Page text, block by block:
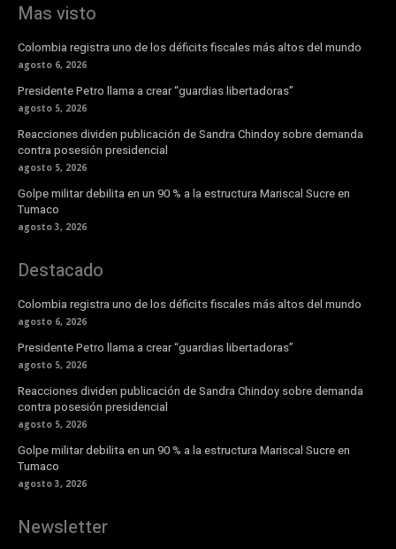
Mas visto
Colombia registra uno de los déficits fiscales más altos del mundo
agosto 6, 2026
Presidente Petro llama a crear “guardias libertadoras”
agosto 5, 2026
Reacciones dividen publicación de Sandra Chindoy sobre demanda
contra posesión presidencial
agosto 5, 2026
Golpe militar debilita en un 90 % a la estructura Mariscal Sucre en
Tumaco
agosto 3, 2026
Destacado
Colombia registra uno de los déficits fiscales más altos del mundo
agosto 6, 2026
Presidente Petro llama a crear “guardias libertadoras”
agosto 5, 2026
Reacciones dividen publicación de Sandra Chindoy sobre demanda
contra posesión presidencial
agosto 5, 2026
Golpe militar debilita en un 90 % a la estructura Mariscal Sucre en
Tumaco
agosto 3, 2026
Newsletter